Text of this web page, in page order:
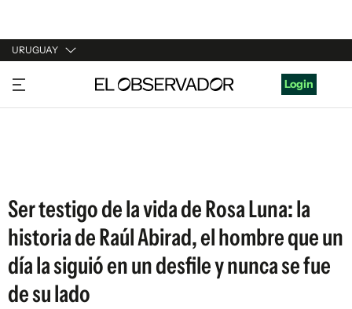
URUGUAY
URUGUAY
ARGENTINA
Login
Ser testigo de la vida de Rosa Luna: la
historia de Raúl Abirad, el hombre que un
día la siguió en un desfile y nunca se fue
de su lado